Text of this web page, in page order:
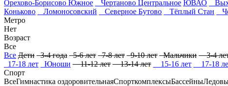
Орехово-Борисово Южное
Чертаново Центральное ЮВАО
Коньково
Ломоносовский Северное Бутово Тёплый Стан
Метро
Нет
Возраст
Все
Все Дети 3-4 года 5-6 лет 7-8 лет 9-10 лет Мальчики 3-4
17-18 лет
Юноши 11-12 лет 13-14 лет 15-16 лет 17-18
Спорт
ВсеГимнастика оздоровительнаяСпорткомплексыБассейны